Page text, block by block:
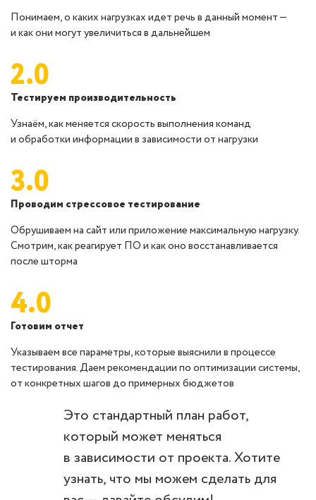
Понимаем, о каких нагрузках идет речь в данный момент —
и как они могут увеличиться в дальнейшем
2.0
Тестируем производительность
Узнаём, как меняется скорость выполнения команд
и обработки информации в зависимости от нагрузки
3.0
Проводим стрессовое тестирование
Обрушиваем на сайт или приложение максимальную нагрузку.
Смотрим, как реагирует ПО и как оно восстанавливается
после шторма
4.0
Готовим отчет
Указываем все параметры, которые выяснили в процессе
тестирования. Даем рекомендации по оптимизации системы,
от конкретных шагов до примерных бюджетов
Это стандартный план работ,
который может меняться
в зависимости от проекта. Хотите
узнать, что мы можем сделать для